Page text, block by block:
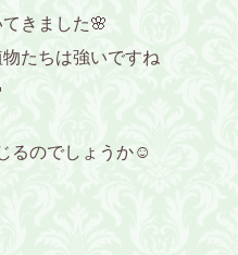
きました🌸
たちは強いですね
るのでしょうか☺️